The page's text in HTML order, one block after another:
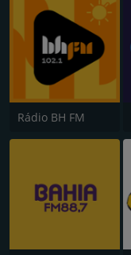
Rádio BH FM